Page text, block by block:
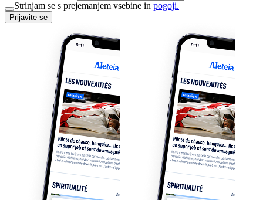
Strinjam se s prejemanjem vsebine in pogoji.
Prijavite se